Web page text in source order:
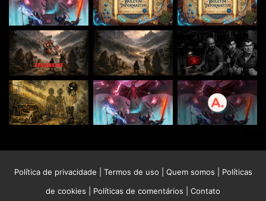
Política de privacidade Termos de uso Quem somos
Políticas
de cookies
Políticas de comentários Contato